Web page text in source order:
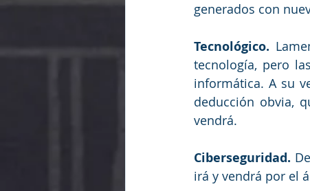
generados con
Tecnológico.
tecnología, pero
informática. A su
deducción obvia,
vendrá.
Ciberseguridad.
irá y vendrá por el